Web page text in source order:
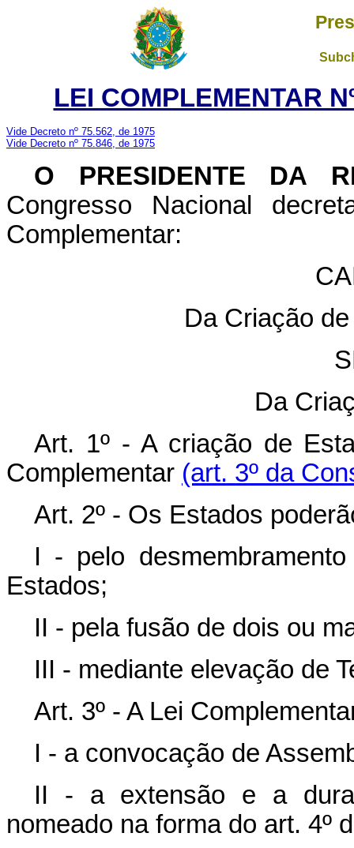
LEI COMPLEMENTAR
Vide Decreto nº 75.562, de 1975
Vide Decreto nº 75.846, de 1975
O PRESIDENTE DA
Congresso Nacional
Complementar:
Da Criação
Da
Art. 1º - A criação de
Complementar (art. 3º da
Art. 2º - Os Estados
I - pelo
Estados;
II - pela fusão de dois ou
III - mediante elevação de
Art. 3º - A Lei
I - a convocação de
II - a extensão e a
nomeado na forma do art. 4º